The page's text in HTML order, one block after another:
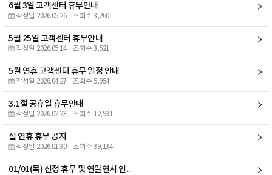
6월 3일 고객센터 휴무안내
작성일 2026.05.26 조회수 3,260
5월 25일 고객센터 휴무안내
작성일 2026.05.14 조회수 3,521
5월 연휴 고객센터 휴무 일정 안내
작성일 2026.04.27 조회수 5,954
3.1절 공휴일 휴무안내
작성일 2026.02.23 조회수 12,931
설 연휴 휴무 공지
작성일 2026.01.30 조회수 39,134
01/01(목) 신정 휴무 및 연말연시 인..